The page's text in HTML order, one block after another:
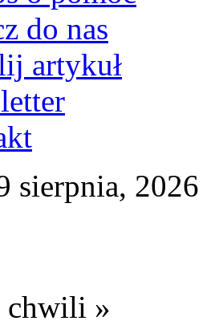
do nas
artykuł
sierpnia, 2026
chwili »